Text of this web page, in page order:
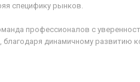
специфику рынков.
профессионалов с
благодаря динамичному развитию